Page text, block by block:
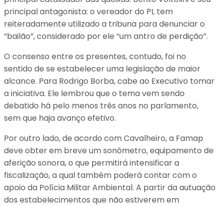
principal antagonista: o vereador do PL tem
reiteradamente utilizado a tribuna para denunciar o
“bailão”, considerado por ele “um antro de perdição”.
O consenso entre os presentes, contudo, foi no
sentido de se estabelecer uma legislação de maior
alcance. Para Rodrigo Borba, cabe ao Executivo tomar
a iniciativa. Ele lembrou que o tema vem sendo
debatido há pelo menos três anos no parlamento,
sem que haja avanço efetivo.
Por outro lado, de acordo com Cavalheiro, a Famap
deve obter em breve um sonômetro, equipamento de
aferição sonora, o que permitirá intensificar a
fiscalização, a qual também poderá contar com o
apoio da Polícia Militar Ambiental. A partir da autuação
dos estabelecimentos que não estiverem em